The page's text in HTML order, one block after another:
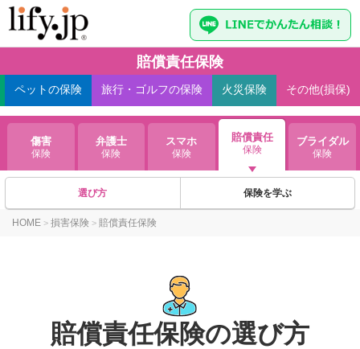
ペットの保険 旅行・ゴルフの保険 火災保険 その他(損保)
傷害
保険
弁護士
保険
スマホ
保険
賠償責任
保険
ブライダル
保険
賠償責任保険
選び方 保険を学ぶ
HOME > 損害保険 > 賠償責任保険
賠償責任保険の選び方